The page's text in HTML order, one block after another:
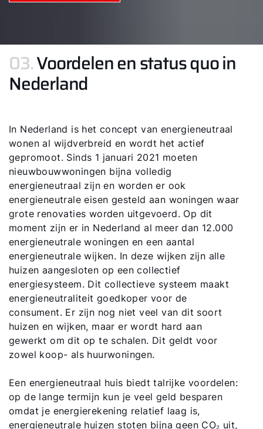
03.Voordelen en status quo in
Nederland
In Nederland is het concept van energieneutraal
wonen al wijdverbreid en wordt het actief
gepromoot. Sinds 1 januari 2021 moeten
nieuwbouwwoningen bijna volledig
energieneutraal zijn en worden er ook
energieneutrale eisen gesteld aan woningen waar
grote renovaties worden uitgevoerd. Op dit
moment zijn er in Nederland al meer dan 12.000
energieneutrale woningen en een aantal
energieneutrale wijken. In deze wijken zijn alle
huizen aangesloten op een collectief
energiesysteem. Dit collectieve systeem maakt
energieneutraliteit goedkoper voor de
consument. Er zijn nog niet veel van dit soort
huizen en wijken, maar er wordt hard aan
gewerkt om dit op te schalen. Dit geldt voor
zowel koop- als huurwoningen.
Een energieneutraal huis biedt talrijke voordelen:
op de lange termijn kun je veel geld besparen
omdat je energierekening relatief laag is,
energieneutrale huizen stoten bijna geen CO₂ uit,